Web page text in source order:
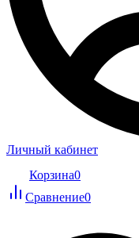
Личный кабинет
Корзина0
Сравнение0